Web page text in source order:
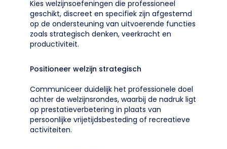
Kies welzijnsoefeningen die professioneel
geschikt, discreet en specifiek zijn afgestemd
op de ondersteuning van uitvoerende functies
zoals strategisch denken, veerkracht en
productiviteit.
Positioneer welzijn strategisch
Communiceer duidelijk het professionele doel
achter de welzijnsrondes, waarbij de nadruk ligt
op prestatieverbetering in plaats van
persoonlijke vrijetijdsbesteding of recreatieve
activiteiten.